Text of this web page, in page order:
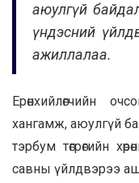
аюулгүй
үндэсний
ажиллалаа.
Ерөнхийлөгчийн
хангамж, аюулгүй
тэрбум төгрөгийн
савны үйлдвэрээ